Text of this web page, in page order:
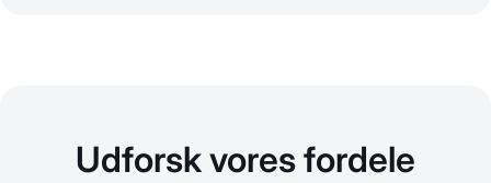
Udforsk vores fordele